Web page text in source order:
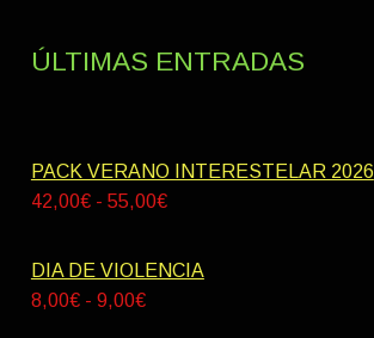
ÚLTIMAS ENTRADAS
PACK VERANO INTERESTELAR 2026
42,00€ - 55,00€Rango
precios:
DIA DE VIOLENCIA
8,00€ - 9,00€Rango